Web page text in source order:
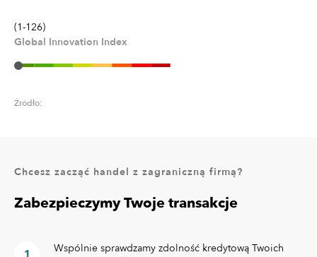
(1-126)
Global Innovation Index
Źródło:
Chcesz zacząć handel z zagraniczną firmą?
Zabezpieczymy Twoje transakcje
Wspólnie sprawdzamy zdolność kredytową Twoich